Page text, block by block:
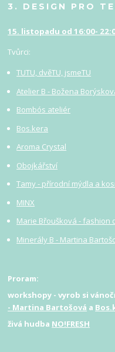
3. DESIGN PRO
15. listopadu od 16:00-
Tvůrci:
TUTU, dvěTU, jsmeTU
Atelier B - Božena
Bombós ateliér
Bos.kera
Aroma Crystal
Obojkářství
Tamy - přírodní mýdla a
MINX
Marie Břoušková - fashion
Minerály B - Martina
Proram:
workshopy - vyrob si
- Martina Bartošová a
živá hudba NO!FRESH